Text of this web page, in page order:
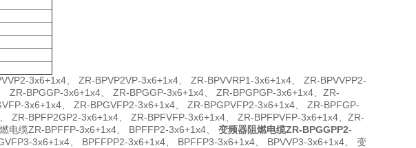
3x6+1x4 ZR-BPVP2VP-3x6+1x4 ZR-BPVVRP1-3x6+1x4
ZR-BPVVPP2-
ZR-BPGGP-3x6+1x4、 ZR-BPGGP-3x6+1x4、 ZR-BPGPGP-3x6+1x4、ZR-
3x6+1x4、 ZR-BPGVFP2-3x6+1x4、 ZR-BPGPVFP2-3x6+1x4、 ZR-BPFGP-
ZR-BPFP2GP2-3x6+1x4、 ZR-BPFVFP-3x6+1x4、 ZR-BPFPVFP-3x6+1x4、ZR-
电缆ZR-BPFFP-3x6+1x4、 BPFFP2-3x6+1x4、 变频器阻燃电缆ZR-BPGGPP2-
3x6+1x4、 BPFFPP2-3x6+1x4、 BPFFP3-3x6+1x4、 BPVVP3-3x6+1x4、 变